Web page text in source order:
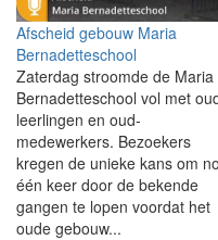
Afscheid gebouw Maria
Bernadetteschool
Zaterdag stroomde de Maria
Bernadetteschool vol met
leerlingen en oud-
medewerkers. Bezoekers
kregen de unieke kans om
één keer door de bekende
gangen te lopen voordat het
oude gebouw...